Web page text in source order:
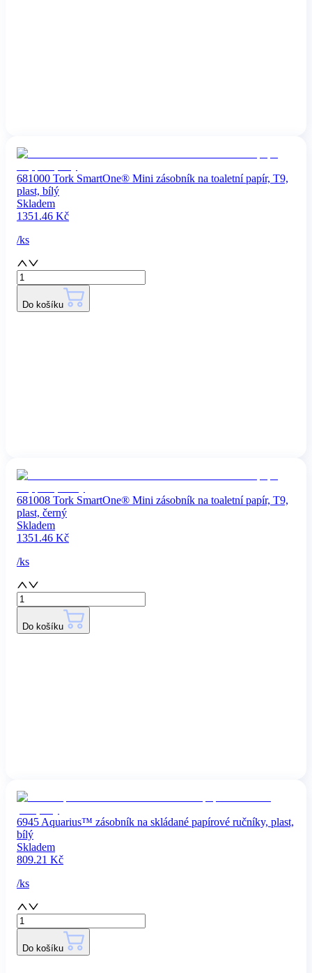
681000 Tork SmartOne® Mini zásobník na toaletní papír, T9,
plast, bílý
Skladem
1351.46 Kč
/ks
Do košíku
681008 Tork SmartOne® Mini zásobník na toaletní papír, T9,
plast, černý
Skladem
1351.46 Kč
/ks
Do košíku
6945 Aquarius™ zásobník na skládané papírové ručníky, plast,
bílý
Skladem
809.21 Kč
/ks
Do košíku